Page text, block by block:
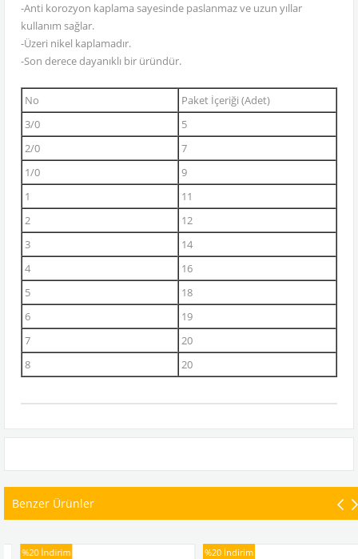
-Anti korozyon kaplama sayesinde paslanmaz ve uzun yıllar
kullanım sağlar.
-Üzeri nikel kaplamadır.
-Son derece dayanıklı bir üründür.
No
Paket İçeriği (Adet)
3/0
5
2/0
7
1/0
9
1
11
2
12
3
14
4
16
5
18
6
19
7
20
8
20
Benzer Ürünler
%20 İndirim %20 İndirim